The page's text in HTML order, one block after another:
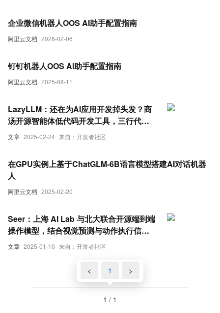
阿里云文档 2026-02-06
企业微信机器人OOS AI助手配置指南
阿里云文档 2025-08-11
钉钉机器人OOS AI助手配置指南
文章 2025-02-24 来自：开发者社区
LazyLLM：还在为AI应用开发掉头发？商
汤开源智能体低代码开发工具，三行代码
部署聊天机器人
阿里云文档 2025-02-20
在GPU实例上基于ChatGLM-6B语言模型搭建AI对话机器
人
文章 2025-01-10 来自：开发者社区
Seer：上海 AI Lab 与北大联合开源端到端
操作模型，结合视觉预测与动作执行信
息，使机器人任务提升成功率43%
< 1 >
1 / 1